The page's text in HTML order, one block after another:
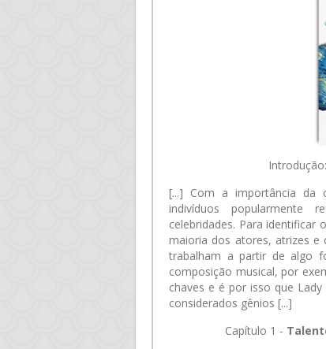
Introdução:
[...] Com a importância da
indivíduos popularmente
celebridades. Para identificar
maioria dos atores, atrizes e
trabalham a partir de algo
composição musical, por
chaves e é por isso que
considerados gênios [...]
Capítulo 1 -